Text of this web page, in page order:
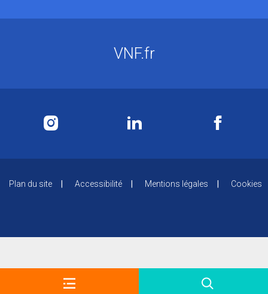
VNF.fr
Plan du site Accessibilité Mentions légales Cookies